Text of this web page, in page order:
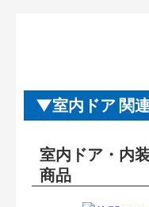
室内ドア 関
室内ドア・内
商品